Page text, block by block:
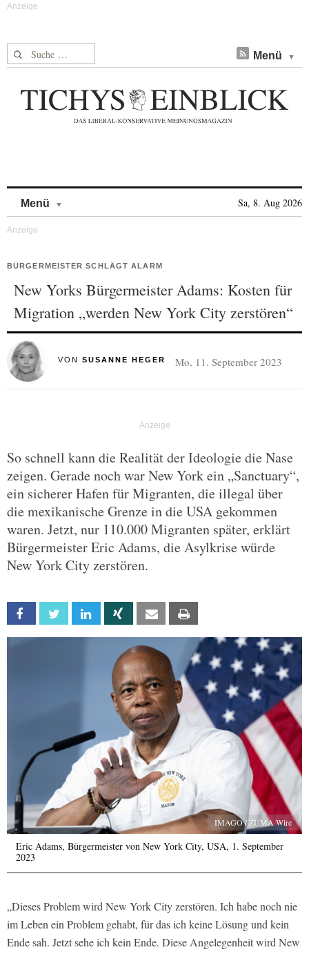
Suche nach: Menü
Menü Sa, 8. Aug 2026
BÜRGERMEISTER SCHLÄGT ALARM
New Yorks Bürgermeister Adams: Kosten für
Migration „werden New York City zerstören“
VON SUSANNE HEGER Mo, 11. September 2023
So schnell kann die Realität der Ideologie die Nase
zeigen. Gerade noch war New York ein „Sanctuary“,
ein sicherer Hafen für Migranten, die illegal über
die mexikanische Grenze in die USA gekommen
waren. Jetzt, nur 110.000 Migranten später, erklärt
Bürgermeister Eric Adams, die Asylkrise würde
New York City zerstören.
Facebook Twitter Linkedin Xing Email
IMAGO / ZUMA Wire
Eric Adams, Bürgermeister von New York City, USA, 1. September
2023
„Dieses Problem wird New York City zerstören. Ich habe noch nie
im Leben ein Problem gehabt, für das ich keine Lösung und kein
Ende sah. Jetzt sehe ich kein Ende. Diese Angelegenheit wird New